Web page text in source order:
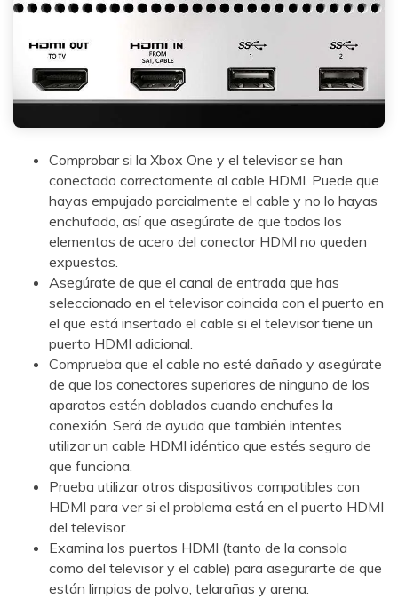
Reparador de Fotos con IA
Arregla fotos dañadas, mejora su nitidez y revive tus
recuerdos más valiosos con el poder de la IA.
Aceptar
Comprobar si la Xbox One y el televisor se han
conectado correctamente al cable HDMI. Puede que
hayas empujado parcialmente el cable y no lo hayas
enchufado, así que asegúrate de que todos los
elementos de acero del conector HDMI no queden
expuestos.󠀲󠀡󠀠󠀦󠀥󠀠󠀣󠀠󠀣󠀳󠀰
Asegúrate de que el canal de entrada que has
seleccionado en el televisor coincida con el puerto en
el que está insertado el cable si el televisor tiene un
puerto HDMI adicional.
Comprueba que el cable no esté dañado y asegúrate
de que los conectores superiores de ninguno de los
aparatos estén doblados cuando enchufes la
conexión. Será de ayuda que también intentes
utilizar un cable HDMI idéntico que estés seguro de
que funciona.
Prueba utilizar otros dispositivos compatibles con
HDMI para ver si el problema está en el puerto HDMI
del televisor.
Examina los puertos HDMI (tanto de la consola
como del televisor y el cable) para asegurarte de que
están limpios de polvo, telarañas y arena.